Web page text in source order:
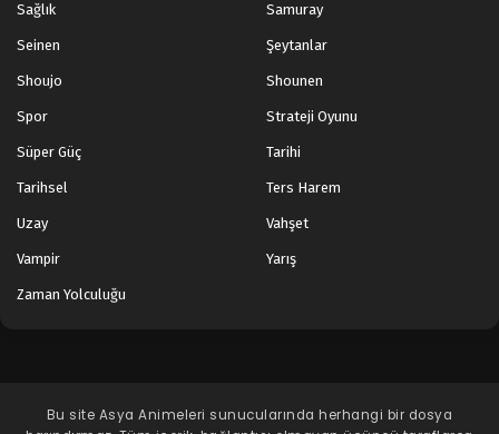
Sağlık Samuray
Seinen Şeytanlar
Shoujo Shounen
Spor Strateji Oyunu
Süper Güç Tarihi
Tarihsel Ters Harem
Uzay Vahşet
Vampir Yarış
Zaman Yolculuğu
Bu site Asya Animeleri sunucularında herhangi bir dosya